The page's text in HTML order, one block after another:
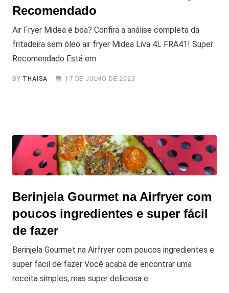
Recomendado
Air Fryer Midea é boa? Confira a análise completa da
fritadeira sem óleo air fryer Midea Liva 4L FRA41! Super
Recomendado Está em
BY THAISA 17 DE JULHO DE 2023
Berinjela Gourmet na Airfryer com
poucos ingredientes e super fácil
de fazer
Berinjela Gourmet na Airfryer com poucos ingredientes e
super fácil de fazer Você acaba de encontrar uma
receita simples, mas super deliciosa e